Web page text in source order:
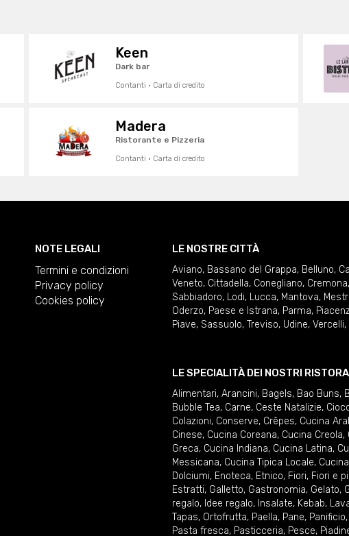
Keen
Dark bar
Contanti · Carta di credito
Madera
Ristorante e Pizzeria
Contanti · Carta di credito
NOTE LEGALI
Termini e condizioni
Privacy policy
Cookies policy
LE NOSTRE CITTÀ
Aviano, Bassano del Grappa, Belluno,
Veneto, Cittadella, Conegliano, Cremona,
Sabbiadoro, Lodi, Lucca, Mantova,
Oderzo, Paese e Istrana, Parma,
Piave, Sassuolo, Treviso, Udine, Vercelli,
LE SPECIALITÀ DEI NOSTRI
Alimentari, Arancini, Bagels, Bao Buns,
Bubble Tea, Carne, Ceste Natalizie,
Colazioni, Conserve, Crêpes, Cucina
Cinese, Cucina Coreana, Cucina Creola,
Greca, Cucina Indiana, Cucina Latina,
Messicana, Cucina Tipica Locale,
Dolciumi, Enoteca, Etnico, Fiori, Fiori e
Estratti, Galletto, Gastronomia, Gelato,
regalo, Idee regalo, Insalate, Kebab,
Tapas, Ortofrutta, Paella, Pane, Panificio,
Pasta fresca, Pasticceria, Pesce,